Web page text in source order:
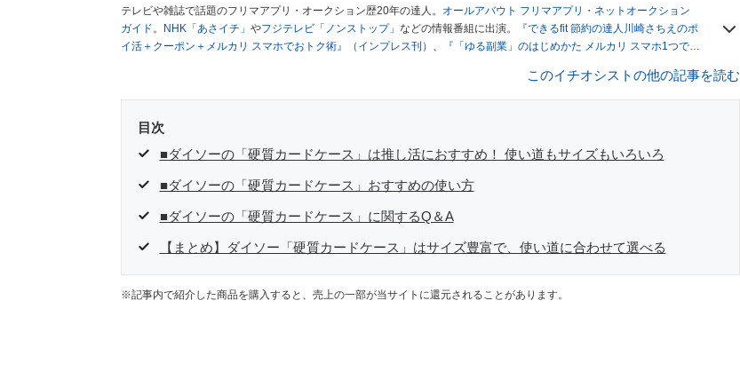
テレビや雑誌で話題のフリマアプリ・オークション歴20年の達人。
オールアバウト フリマアプリ・ネットオークション
ガイド。 NHK「あさイチ」 やフジテレビ「ノンストップ」 などの情報番組に出演。
『できるfit 節約の達人川崎さちえのポ
イ活＋クーポン＋メルカリ スマホでおトク術』（インプレス刊） 、
『「ゆる副業」のはじめかた メルカリ スマホ1つでス
■経歴：2003年、夫が子育てをするために、突然会社を辞める。翌月からの給料が０円になり、家にいながら、しかも空
いた時間でできるオークションに目をつける。しかし、取引の仕方がわからずに、まずは落札者として参加。その後、出
を生活の一部に取り入れるべく、「ネットオークションやフリマアプリは生活のインフラになる」という考えを持つ。ま
た消費税増税の社会においては、ネットオークションやフリマアプリが家計の救世主になりえると考え、業者とは違う視
このイチオシストの他の記事を読む
目次
■ダイソーの「硬質カードケース」は推し活におすすめ！ 使い道もサイズもいろいろ
■ダイソーの「硬質カードケース」おすすめの使い方
■ダイソーの「硬質カードケース」に関するQ＆A
【まとめ】ダイソー「硬質カードケース」はサイズ豊富で、使い道に合わせて選べる
※記事内で紹介した商品を購入すると、売上の一部が当サイトに還元されることがあります。